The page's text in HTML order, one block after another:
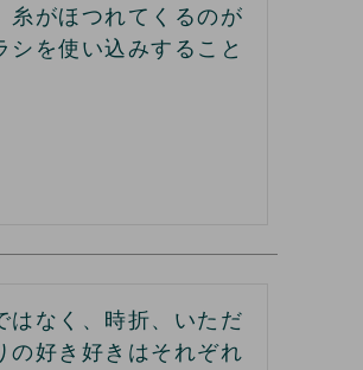
糸がほつれてくるのが
を使い込みすること
はなく、時折、いただ
の好き好きはそれぞれ